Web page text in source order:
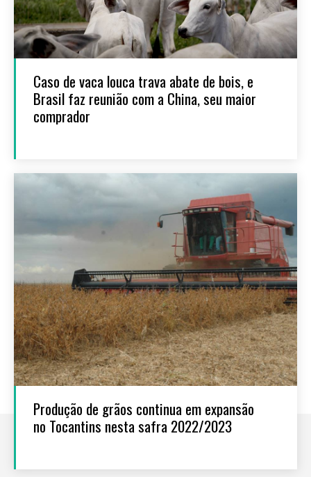
Caso de vaca louca trava abate de bois, e
Brasil faz reunião com a China, seu maior
comprador
Produção de grãos continua em expansão
no Tocantins nesta safra 2022/2023